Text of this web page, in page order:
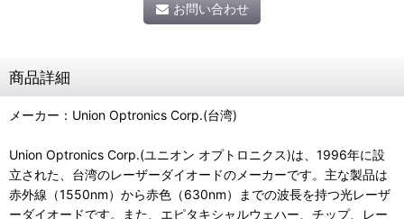
お問い合わせ
商品詳細
メーカー：Union Optronics Corp.(台湾)
Union Optronics Corp.(ユニオン オプトロニクス)は、1996年に設
立された、台湾のレーザーダイオードのメーカーです。主な製品は
赤外線（1550nm）から赤色（630nm）までの波長を持つ光レーザ
ーダイオードです。また、エピタキシャルウェハー、チップ、レー